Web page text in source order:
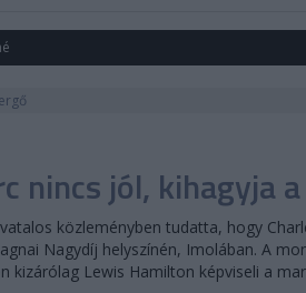
nincs jól, kihagyja
közleményben tudatta, hogy
Nagydíj helyszínén, Imolában. A
kizárólag Lewis Hamilton képviseli a